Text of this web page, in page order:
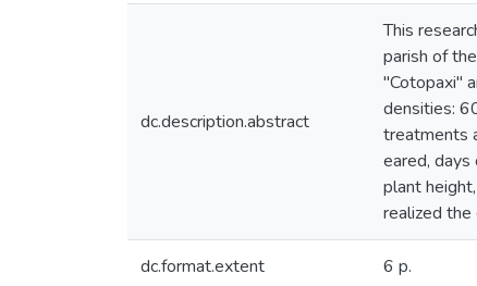
dc.description.abstract
This
parish of
"Cotopaxi"
densities:
treatments
eared,
plant
realized the
dc.format.extent 6 p.